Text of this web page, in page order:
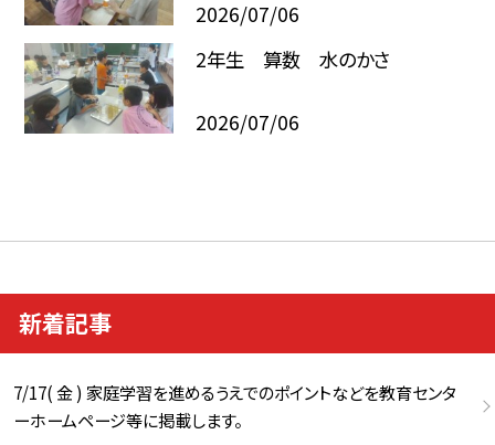
2026/07/06
2年生 算数 水のかさ
2026/07/06
新着記事
7/17( 金 ) 家庭学習を進めるうえでのポイントなどを教育センタ
ーホームページ等に掲載します。